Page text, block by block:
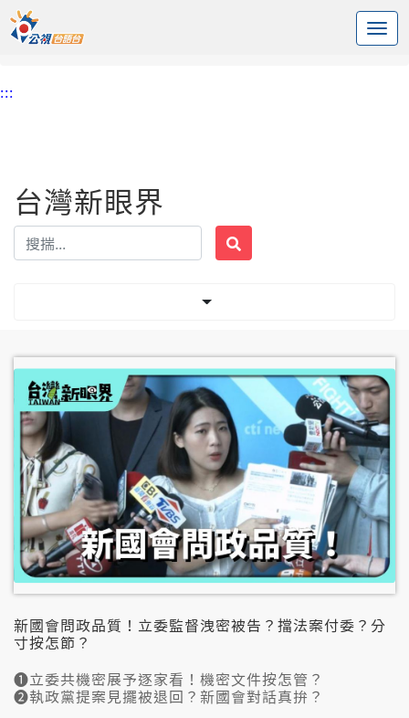
中央內容區塊
頭頁
:::
台灣新眼界
新國會問政品質！立委監督洩密被告？擋法案付委？分
寸按怎節？
➊立委共機密展予逐家看！機密文件按怎管？
➋執政黨提案見擺被退回？新國會對話真拚？